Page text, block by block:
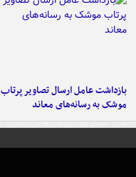
بازداشت عامل ارسال تصاویر پرتاب
موشک به رسانه‌های معاند